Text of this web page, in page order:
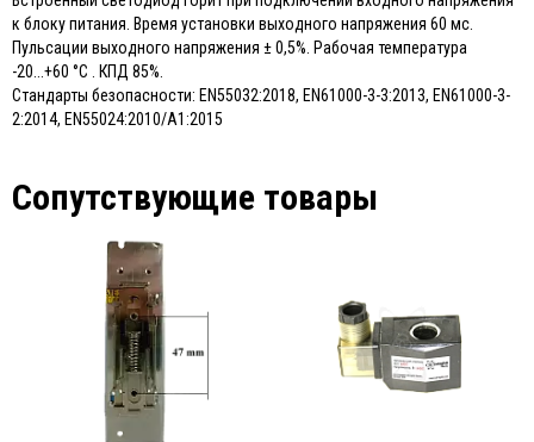
к блоку питания. Время установки выходного напряжения 60 мс.
Пульсации выходного напряжения ± 0,5%. Рабочая температура
-20...+60 °C . КПД 85%.
Стандарты безопасности: EN55032:2018, EN61000-3-3:2013, EN61000-3-
2:2014, EN55024:2010/A1:2015
Сопутствующие товары